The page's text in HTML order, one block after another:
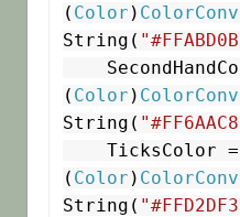
( Color )
String(
( Color )
String(
( Color )
String(